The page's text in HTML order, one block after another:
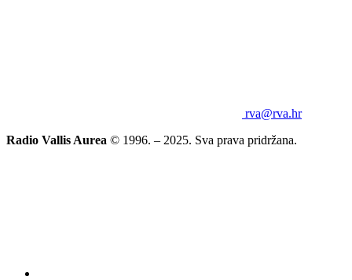
rva@rva.hr
Radio Vallis Aurea © 1996. – 2025. Sva prava pridržana.